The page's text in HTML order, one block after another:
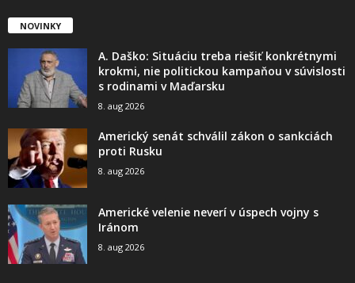
NOVINKY
A. Daško: Situáciu treba riešiť konkrétnymi
krokmi, nie politickou kampaňou v súvislosti
s rodinami v Maďarsku
8. aug 2026
Americký senát schválil zákon o sankciách
proti Rusku
8. aug 2026
Americké velenie neverí v úspech vojny s
Iránom
8. aug 2026